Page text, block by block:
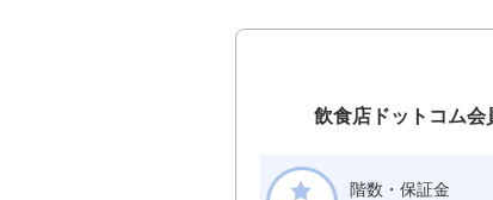
飲食店ドットコム会
階数・保証金